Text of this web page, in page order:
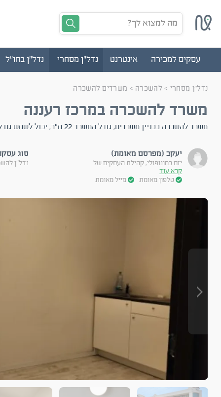
מה למצוא לך?
עסקים למכירה אינטרנט נדל"ן מסחרי נדל"ן בחו"ל
נדל"ן מסחרי > להשכרה > משרדים להשכרה
משרד להשכרה במרכז רעננה
משרד להשכרה בבניין משרדים, גודל המשרד 22 מ"ר, יכול לשמש גם לקליניקה.
יעקב (מפרסם מאומת)
יזם במונופולי, קהילת העסקים של
קרא עוד
טלפון מאומת
מייל מאומת
סוג
נדל"ן